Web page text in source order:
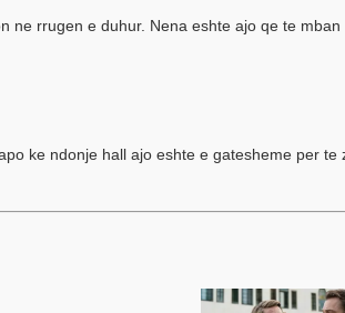
rrugen e duhur. Nena eshte ajo qe te
ke ndonje hall ajo eshte e gatesheme per